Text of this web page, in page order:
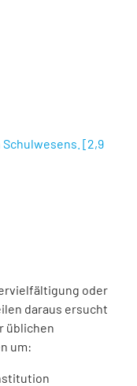
[2,9
oder
daraus ersucht
üblichen
um: